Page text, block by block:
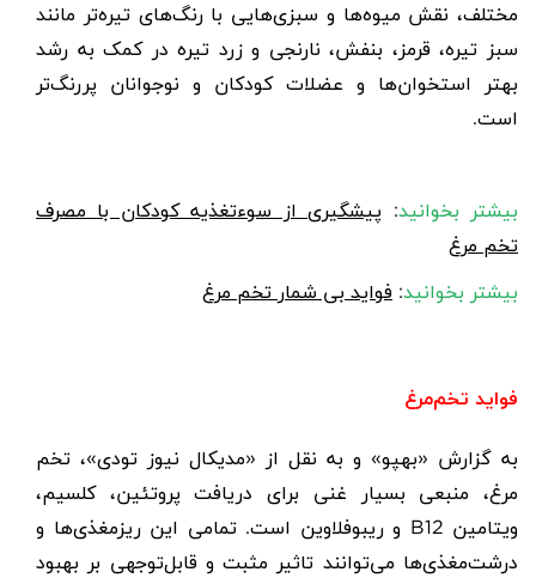
مختلف، نقش میوه‌ها و سبزی‌هایی با رنگ‌های تیره‌تر مانند
سبز تیره، قرمز، بنفش، نارنجی و زرد تیره در کمک به رشد
بهتر استخوان‌ها و عضلات کودکان و نوجوانان پررنگ‌تر
است.
بیشتر بخوانید: پیشگیری از سوءتغذیه کودکان با مصرف
تخم مرغ
بیشتر بخوانید: فواید بی شمار تخم مرغ
فواید تخم‌مرغ
به گزارش «بهپو» و به نقل از «مدیکال نیوز تودی»، تخم
مرغ، منبعی بسیار غنی برای دریافت پروتئین، کلسیم،
ویتامین B12 و ریبوفلاوین است. تمامی این ریزمغذی‌ها و
درشت‌مغذی‌ها می‌توانند تاثیر مثبت و قابل‌توجهی بر بهبود